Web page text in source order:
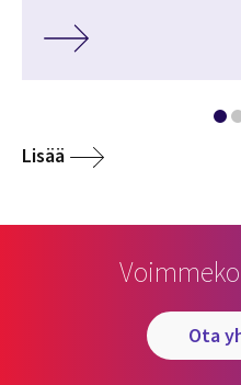
Lisää
ota